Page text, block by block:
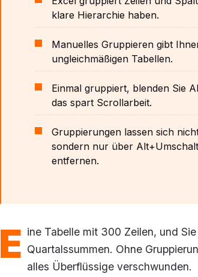
klare Hierarchie haben.
Manuelles Gruppieren gibt
ungleichmäßigen Tabellen.
Einmal gruppiert, blenden Sie
das spart Scrollarbeit.
Gruppierungen lassen sich
sondern nur über
entfernen.
E ine Tabelle mit 300 Zeilen, und
Quartalssummen. Ohne
alles Überflüssige verschwunden.